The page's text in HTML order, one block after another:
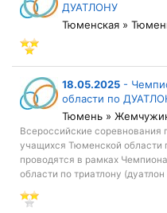
ДУАТЛОНУ
Тюменская »
18.05.2025 -
области по
Тюмень »
Всероссийские соревнования
учащихся Тюменской области
проводятся в рамках
области по триатлону